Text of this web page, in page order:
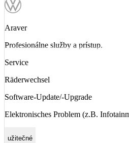
Araver
Profesionálne služby a prístup.
Service
Räderwechsel
Software-Update/-Upgrade
Elektronisches Problem (z.B.
užitečné